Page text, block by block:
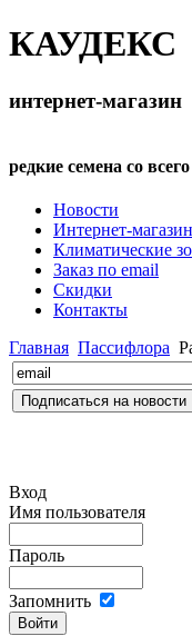
КАУДЕКС
интернет-магазин
редкие семена со
Новости
Интернет-магазин
Климатические
Заказ по email
Скидки
Контакты
Главная Пассифлора
Вход
Имя пользователя
Пароль
Запомнить